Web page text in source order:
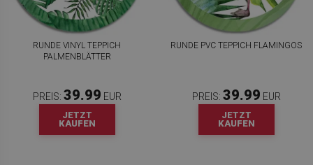
RUNDE VINYL TEPPICH
PALMENBLÄTTER
PREIS: 39.99 EUR
JETZT
KAUFEN
RUNDE PVC TEPPICH FLAMINGOS
PREIS: 39.99 EUR
JETZT
KAUFEN